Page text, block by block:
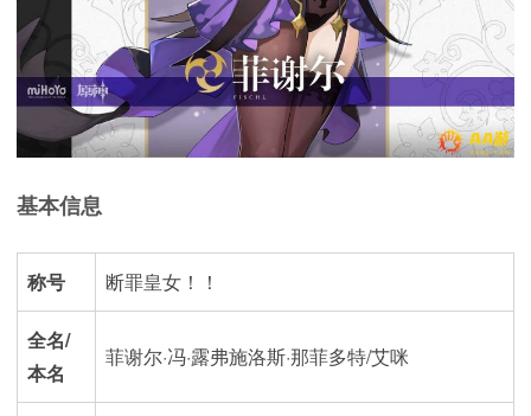
基本信息
称号 断罪皇女！！
全名/
本名
菲谢尔·冯·露弗施洛斯·那菲多特/艾咪